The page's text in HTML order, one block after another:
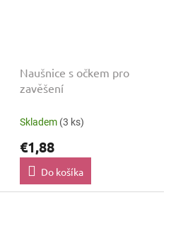
Naušnice s očkem pro
zavěšení
Skladem (3 ks)
€1,88
Do košíka